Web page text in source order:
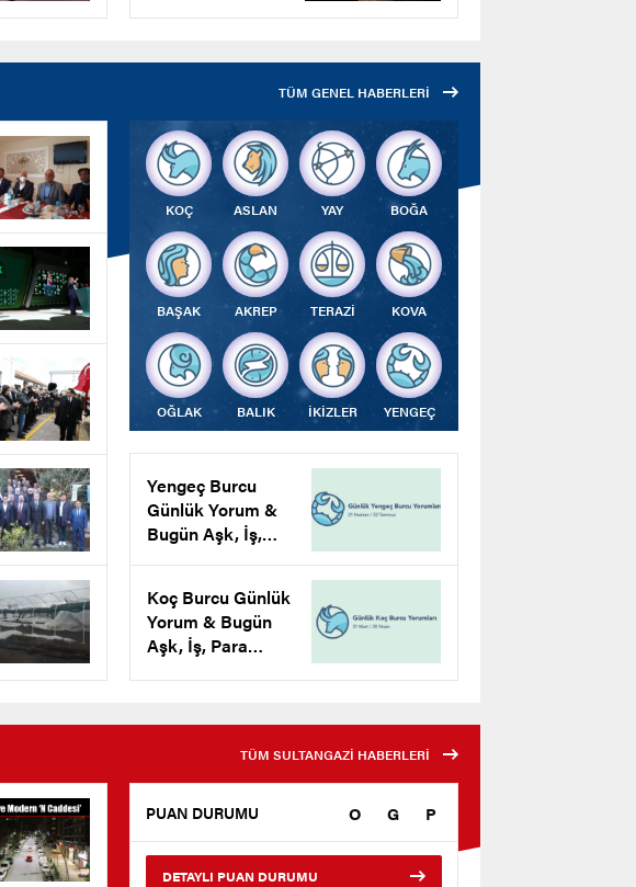
TÜM GENEL HABERLERİ
KOÇ ASLAN YAY BOĞA
BAŞAK AKREP TERAZİ KOVA
OĞLAK BALIK İKİZLER YENGEÇ
Yengeç Burcu
Günlük Yorum &
Bugün Aşk, İş,
Koç Burcu Günlük
Yorum & Bugün
Aşk, İş, Para
TÜM SULTANGAZİ HABERLERİ
PUAN DURUMU O G P
DETAYLI PUAN DURUMU